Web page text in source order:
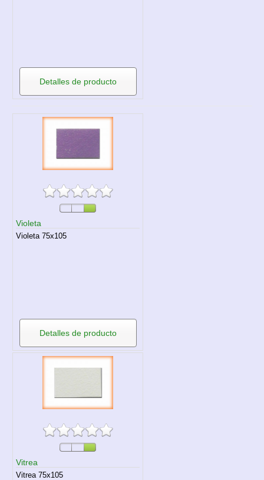
Detalles de producto
Violeta
Violeta 75x105
Detalles de producto
Vitrea
Vitrea 75x105